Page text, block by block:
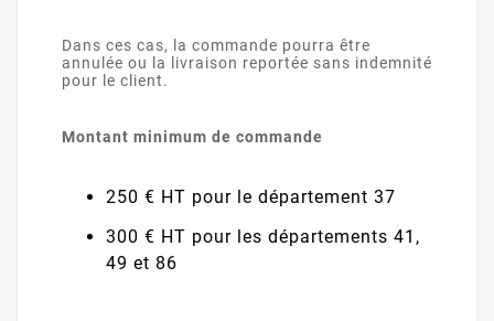
Dans ces cas, la commande pourra être
annulée ou la livraison reportée sans indemnité
pour le client.
Montant minimum de commande
250 € HT pour le département 37
300 € HT pour les départements 41,
49 et 86